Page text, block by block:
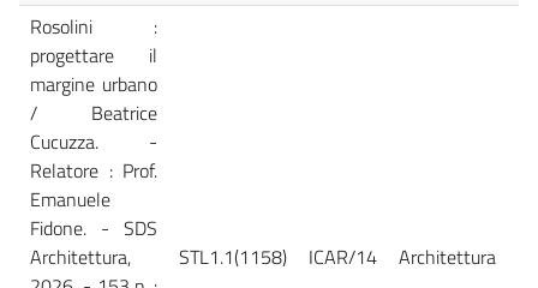
Rosolini :
progettare il
margine urbano
/ Beatrice
Cucuzza. -
Relatore : Prof.
Emanuele
Fidone. - SDS
Architettura,
STL1.1(1158) ICAR/14 Architettura